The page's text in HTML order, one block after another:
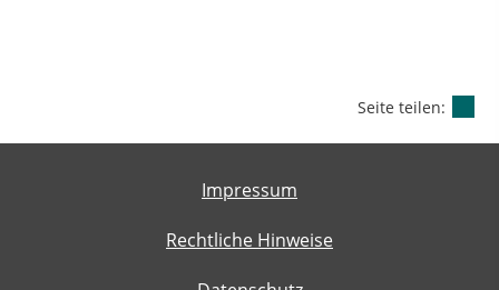
Seite teilen:
Impressum
Rechtliche Hinweise